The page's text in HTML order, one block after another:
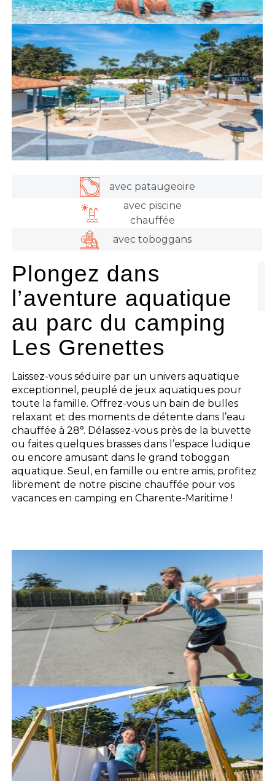
avec pataugeoire
avec piscine
chauffée
avec toboggans
Plongez dans
l’aventure aquatique
au parc du camping
Les Grenettes
Laissez-vous séduire par un univers aquatique
exceptionnel, peuplé de jeux aquatiques pour
toute la famille. Offrez-vous un bain de bulles
relaxant et des moments de détente dans l’eau
chauffée à 28°. Délassez-vous près de la buvette
ou faites quelques brasses dans l’espace ludique
ou encore amusant dans le grand toboggan
aquatique. Seul, en famille ou entre amis, profitez
librement de notre piscine chauffée pour vos
vacances en camping en Charente-Maritime !